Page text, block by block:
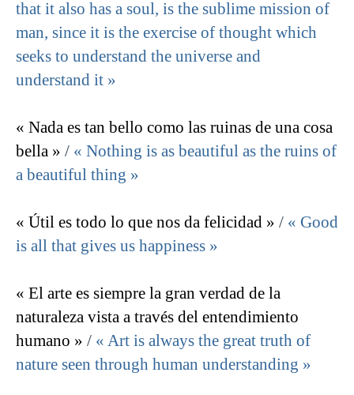
that it also has a soul, is the sublime mission of
man, since it is the exercise of thought which
seeks to understand the universe and
understand it »
« Nada es tan bello como las ruinas de una cosa
bella » / « Nothing is as beautiful as the ruins of
a beautiful thing »
« Útil es todo lo que nos da felicidad » / « Good
is all that gives us happiness »
« El arte es siempre la gran verdad de la
naturaleza vista a través del entendimiento
humano » / « Art is always the great truth of
nature seen through human understanding »